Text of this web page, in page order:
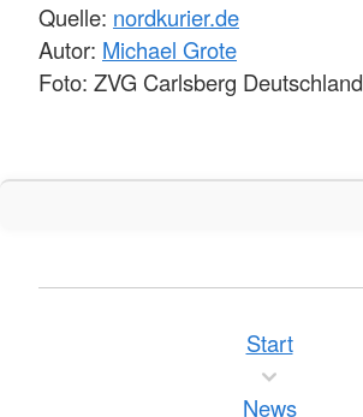
Quelle: nordkurier.de
Autor: Michael Grote
Foto: ZVG Carlsberg Deutschland
Start
News